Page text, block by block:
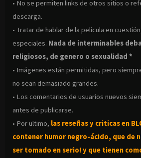
• No se permiten links de otros sitios o
descarga.
• Tratar de hablar de la pelicula en
especiales. Nada de interminables
religiosos, de genero o sexualidad *
• Imágenes están permitidas, pero
no sean demasiado grandes.
• Los comentarios de usuarios nuevos
antes de publicarse.
• Por ultimo, las reseñas y criticas en
contener humor negro-ácido, que de
ser tomado en serio! y que tienen